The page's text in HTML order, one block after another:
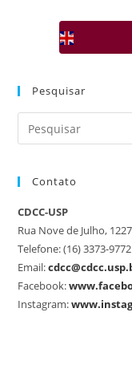
Pesquisar
Contato
CDCC-USP
Rua Nove de Julho,
Telefone: (16) 3373-9772
Email:
Facebook:
Instagram: